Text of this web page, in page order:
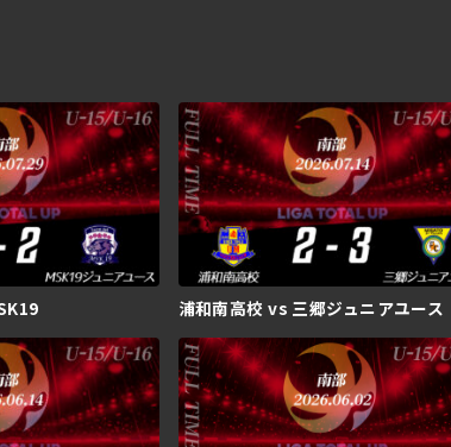
浦和南高校 vs 三郷ジュニアユース